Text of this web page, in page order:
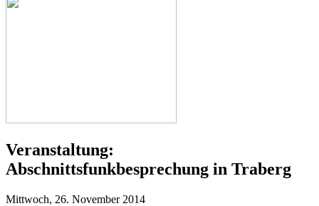
Veranstaltung:
Abschnittsfunkbesprechung in Traberg
Mittwoch, 26. November 2014